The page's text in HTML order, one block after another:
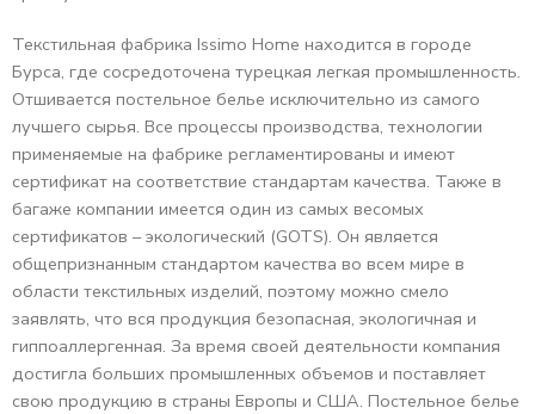
Текстильная фабрика Issimo Home находится в городе
Бурса, где сосредоточена турецкая легкая промышленность.
Отшивается постельное белье исключительно из самого
лучшего сырья. Все процессы производства, технологии
применяемые на фабрике регламентированы и имеют
сертификат на соответствие стандартам качества. Также в
багаже компании имеется один из самых весомых
сертификатов – экологический (GOTS). Он является
общепризнанным стандартом качества во всем мире в
области текстильных изделий, поэтому можно смело
заявлять, что вся продукция безопасная, экологичная и
гиппоаллергенная. За время своей деятельности компания
достигла больших промышленных объемов и поставляет
свою продукцию в страны Европы и США. Постельное белье